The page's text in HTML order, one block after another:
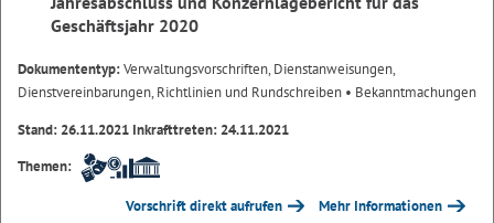
Geschäftsjahr 2020
Dokumententyp:Verwaltungsvorschriften, Dienstanweisungen,
Dienstvereinbarungen, Richtlinien und Rundschreiben • Bekanntmachungen
Stand: 26.11.2021 Inkrafttreten: 24.11.2021
Themen:
Vorschrift direkt aufrufen Mehr Informationen